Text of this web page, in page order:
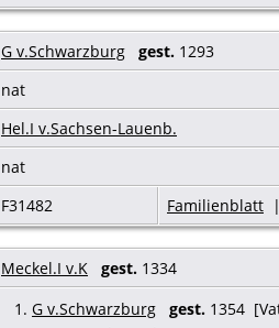
G v.Schwarzburg gest. 1293
nat
Hel.I v.Sachsen-Lauenb.
nat
F31482 Familienblatt |
Meckel.I v.K gest. 1334
1. G v.Schwarzburg gest. 1354